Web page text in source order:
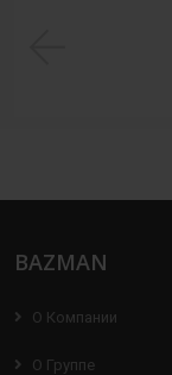
BAZMAN
О Компании
О Группе